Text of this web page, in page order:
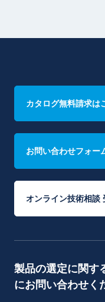
カタログ無料請求は
お問い合わせフォー
オンライン技術相談
製品の選定に関す
にお問い合わせく